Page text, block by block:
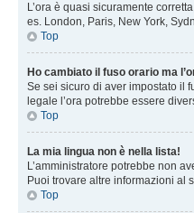
L’ora è quasi sicuramente
es. London, Paris, New York,
Top
Ho cambiato il fuso orario ma
Se sei sicuro di aver impostato il
legale l’ora potrebbe essere
Top
La mia lingua non è nella lista!
L’amministratore potrebbe non
Puoi trovare altre informazioni al
Top